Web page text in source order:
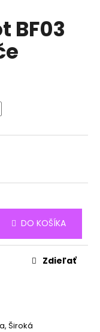
BF03
DO KOŠÍKA
Široká
Zdieľať